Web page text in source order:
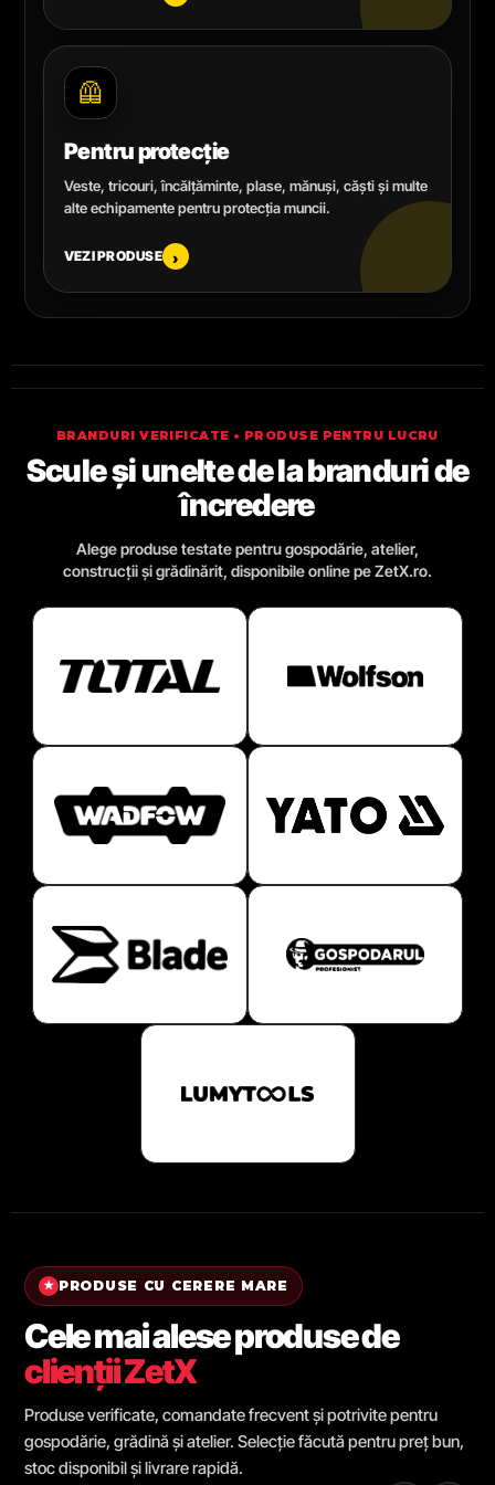
🦺
Pentru protecție
Veste, tricouri, încălțăminte, plase, mănuși, căști și multe
alte echipamente pentru protecția muncii.
VEZI PRODUSE ›
BRANDURI VERIFICATE • PRODUSE PENTRU LUCRU
Scule și unelte de la branduri de
încredere
Alege produse testate pentru gospodărie, atelier,
construcții și grădinărit, disponibile online pe ZetX.ro.
★ PRODUSE CU CERERE MARE
Cele mai alese produse de
clienții ZetX
Produse verificate, comandate frecvent și potrivite pentru
gospodărie, grădină și atelier. Selecție făcută pentru preț bun,
stoc disponibil și livrare rapidă.